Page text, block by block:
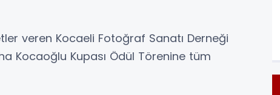
veren Kocaeli Fotoğraf Sanatı Derneği
Kocaoğlu Kupası Ödül Törenine tüm